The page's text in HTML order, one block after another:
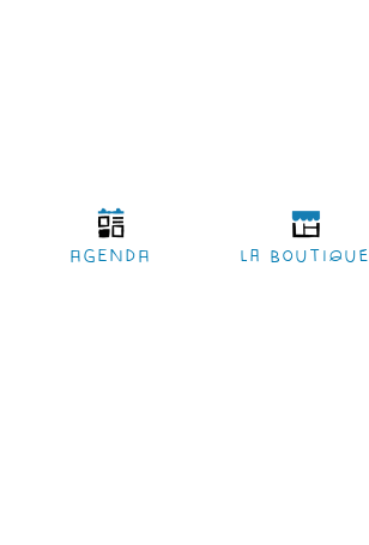
agenda LA BOUTIQUE